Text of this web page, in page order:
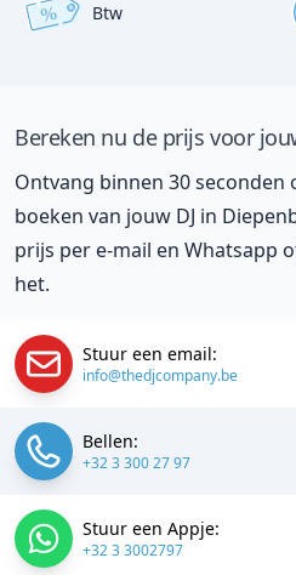
% Btw
Bereken nu de prijs voor
Ontvang binnen 30
boeken van jouw DJ in
prijs per e-mail en Whatsapp
het.
Stuur een email:
info@thedjcompany.be
Bellen:
+32 3 300 27 97
Stuur een Appje:
+32 3 3002797